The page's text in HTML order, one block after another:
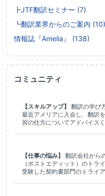
┣JTF翻訳セミナー (7)
┗翻訳業界からのご案内 (10)
情報誌『Amelia』 (138)
コミュニティ
【スキルアップ】
翻訳の学び
最近アメリアに入会し、翻訳
習の仕方についてアドバイス
【仕事の悩み】
翻訳会社から
（ポストエディット）のトラ
受験した契約書部門のトライ